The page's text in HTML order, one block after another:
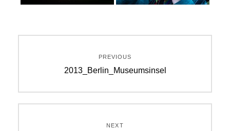
PREVIOUS
Previous
2013_Berlin_Museumsinsel
NEXT